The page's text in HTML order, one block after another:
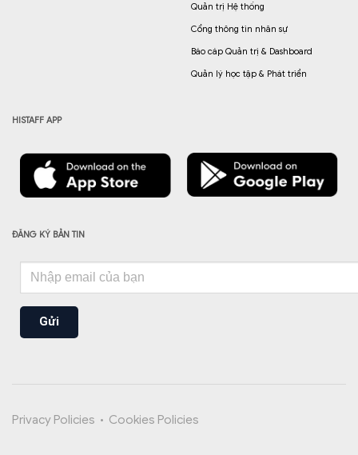
Quản trị Hệ thống
Cổng thông tin nhân sự
Báo cáp Quản trị & Dashboard
Quản lý học tập & Phát triển
HISTAFF APP
ĐĂNG KÝ BẢN TIN
Gửi
Privacy Policies • Cookies Policies